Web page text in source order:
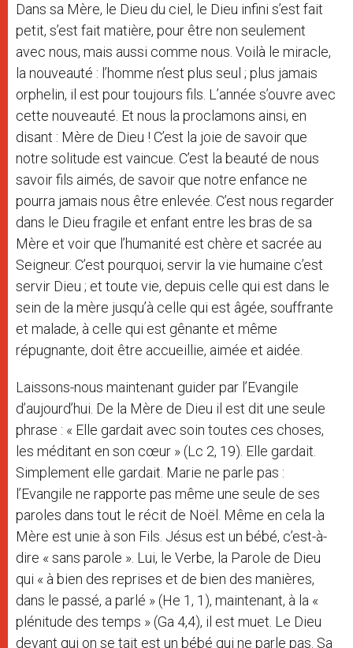
Dans sa Mère, le Dieu du ciel, le Dieu infini s’est fait
petit, s’est fait matière, pour être non seulement
avec nous, mais aussi comme nous. Voilà le miracle,
la nouveauté : l’homme n’est plus seul ; plus jamais
orphelin, il est pour toujours fils. L’année s’ouvre avec
cette nouveauté. Et nous la proclamons ainsi, en
disant : Mère de Dieu ! C’est la joie de savoir que
notre solitude est vaincue. C’est la beauté de nous
savoir fils aimés, de savoir que notre enfance ne
pourra jamais nous être enlevée. C’est nous regarder
dans le Dieu fragile et enfant entre les bras de sa
Mère et voir que l’humanité est chère et sacrée au
Seigneur. C’est pourquoi, servir la vie humaine c’est
servir Dieu ; et toute vie, depuis celle qui est dans le
sein de la mère jusqu’à celle qui est âgée, souffrante
et malade, à celle qui est gênante et même
répugnante, doit être accueillie, aimée et aidée.
Laissons-nous maintenant guider par l’Evangile
d’aujourd’hui. De la Mère de Dieu il est dit une seule
phrase : « Elle gardait avec soin toutes ces choses,
les méditant en son cœur » (Lc 2, 19). Elle gardait.
Simplement elle gardait. Marie ne parle pas :
l’Evangile ne rapporte pas même une seule de ses
paroles dans tout le récit de Noël. Même en cela la
Mère est unie à son Fils. Jésus est un bébé, c’est-à-
dire « sans parole ». Lui, le Verbe, la Parole de Dieu
qui « à bien des reprises et de bien des manières,
dans le passé, a parlé » (He 1, 1), maintenant, à la «
plénitude des temps » (Ga 4,4), il est muet. Le Dieu
devant qui on se tait est un bébé qui ne parle pas. Sa